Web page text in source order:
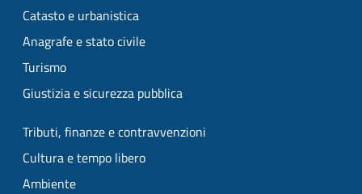
Catasto e urbanistica
Anagrafe e stato civile
Turismo
Giustizia e sicurezza pubblica
Tributi, finanze e contravvenzioni
Cultura e tempo libero
Ambiente